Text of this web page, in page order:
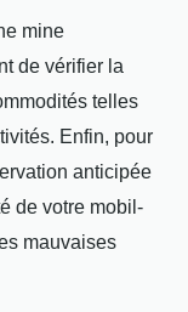
mine
de vérifier la
telles
Enfin, pour
anticipée
de votre mobil-
mauvaises